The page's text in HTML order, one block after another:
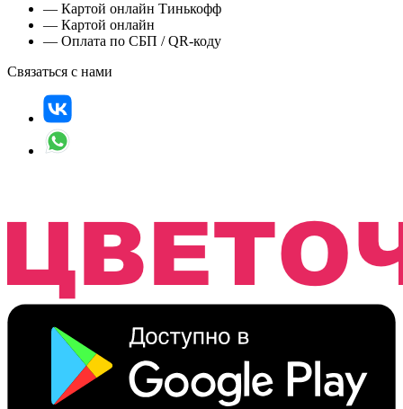
— Картой онлайн Тинькофф
— Картой онлайн
— Оплата по СБП / QR-коду
Связаться с нами